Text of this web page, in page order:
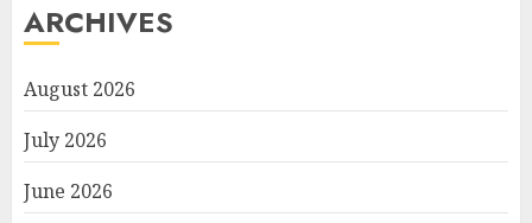
ARCHIVES
August 2026
July 2026
June 2026